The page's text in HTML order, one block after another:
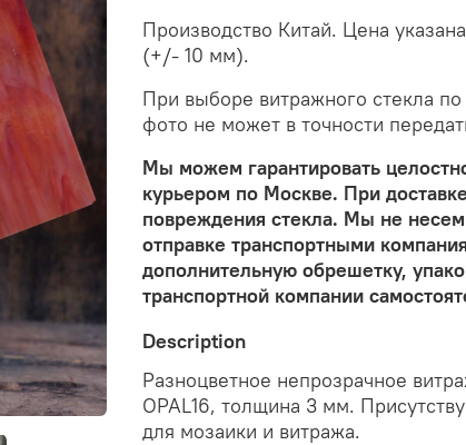
Производство Китай. Цена
(+/- 10 мм).
При выборе витражного стекла
фото не может в точности
Мы можем гарантировать
курьером по Москве. При
повреждения стекла. Мы не
отправке транспортными
дополнительную обрешетку,
транспортной компании
Description
Разноцветное непрозрачное
OPAL16, толщина 3 мм.
для мозаики и витража.